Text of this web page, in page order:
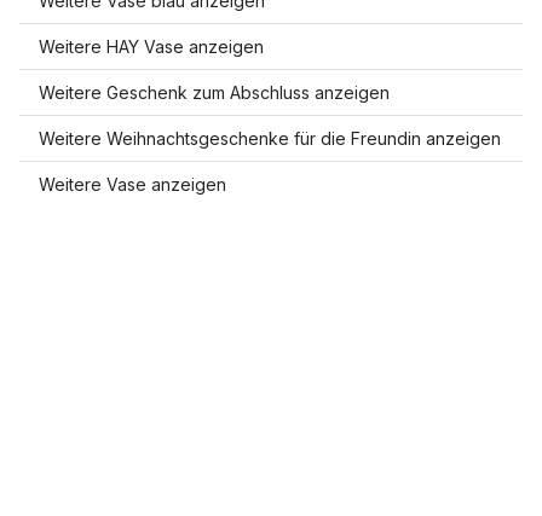
Weitere HAY Vase anzeigen
Weitere Geschenk zum Abschluss anzeigen
Weitere Weihnachtsgeschenke für die Freundin anzeigen
Weitere Vase anzeigen